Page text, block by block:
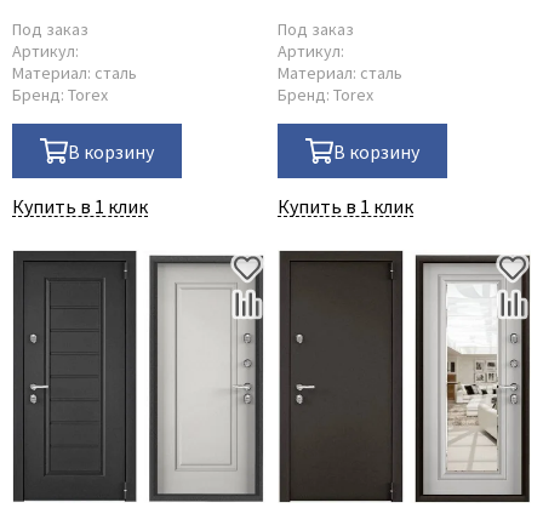
Zadoor
Под заказ
Артикул:
Материал: сталь
Бренд: Torex
В корзину
Купить в 1 клик
Под заказ
Артикул:
Материал: сталь
Бренд: Torex
В корзину
Купить в 1 клик